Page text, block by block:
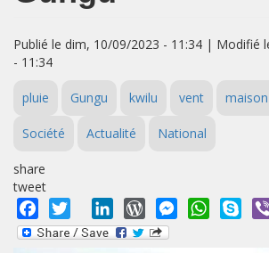
Publié le dim, 10/09/2023 - 11:34 | Modifié
- 11:34
pluie Gungu kwilu vent
Société Actualité National
share
tweet
Facebook
Twitter LinkedInWordPressMessengerWhatsApp